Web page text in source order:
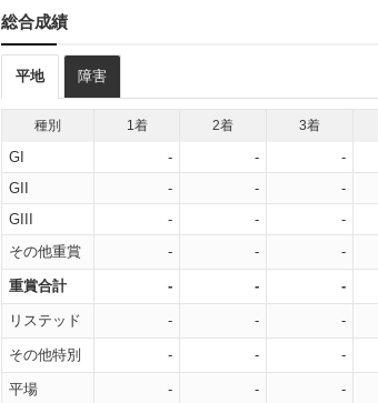
総合成績
平地 障害
種別 1着 2着 3着
GI - - -
GII
- - -
GIII
- - -
その他重賞
- - -
重賞合計 - - -
リステッド - - -
その他特別 - - -
平場 - - -